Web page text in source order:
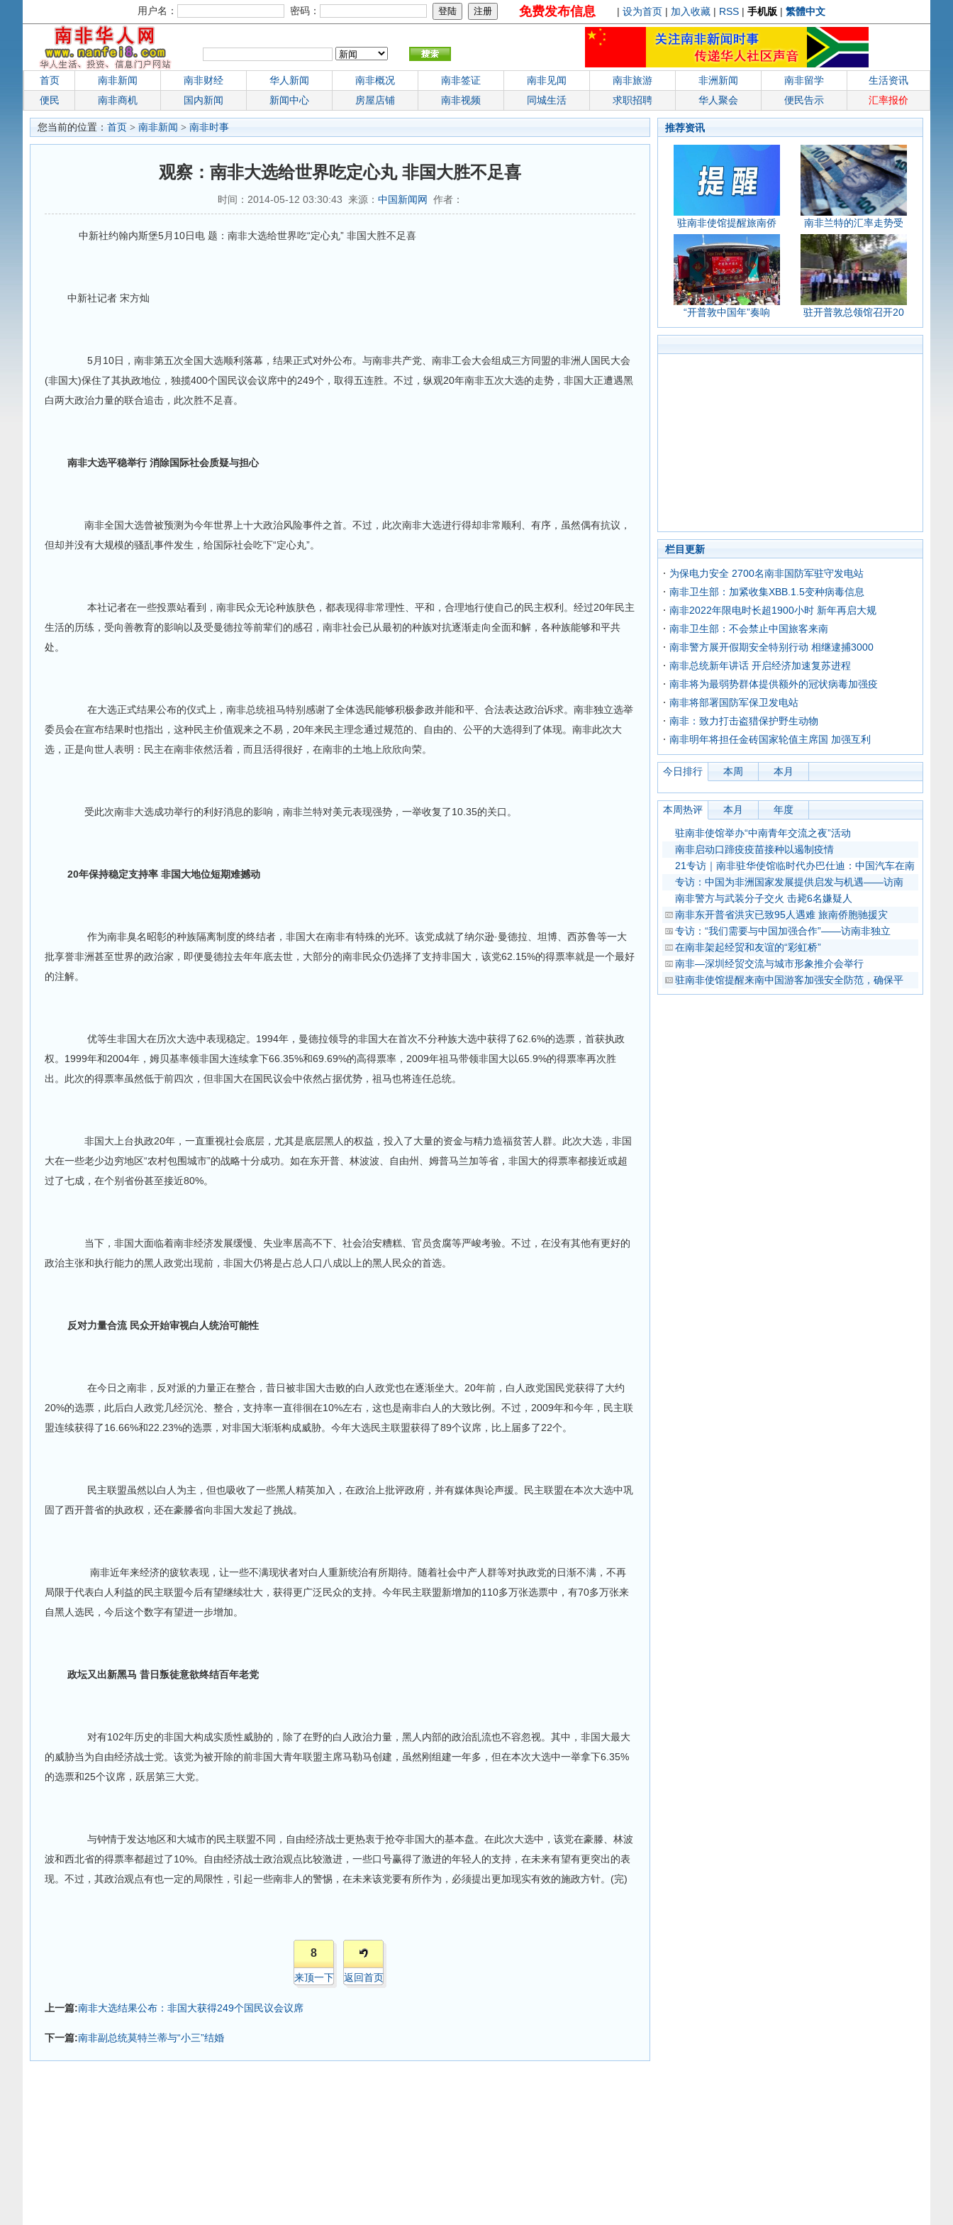
用户名： 密码： 免费发布信息 | 设为首页 | 加入收藏 | RSS | 手机版 | 繁體中文
首页 南非新闻 南非财经 华人新闻 南非概况 南非签证 南非见闻 南非旅游 非洲新闻 南非留学
生活资讯
便民
南非商机 国内新闻 新闻中心 房屋店铺 南非视频 同城生活 求职招聘 华人聚会 便民告示 汇率报价
您当前的位置： 首页 > 南非新闻 > 南非时事
观察：南非大选给世界吃定心丸 非国大胜不足喜
时间：2014-05-12 03:30:43 来源： 中国新闻网 作者：
中新社约翰内斯堡5月10日电 题：南非大选给世界吃“定心丸” 非国大胜不足喜
中新社记者 宋方灿
5月10日，南非第五次全国大选顺利落幕，结果正式对外公布。与南非共产党、南非工会大会组成三方同盟的非洲人国民大会
(非国大)保住了其执政地位，独揽400个国民议会议席中的249个，取得五连胜。不过，纵观20年南非五次大选的走势，非国大正遭遇黑
白两大政治力量的联合追击，此次胜不足喜。
南非大选平稳举行 消除国际社会质疑与担心
南非全国大选曾被预测为今年世界上十大政治风险事件之首。不过，此次南非大选进行得却非常顺利、有序，虽然偶有抗议，
但却并没有大规模的骚乱事件发生，给国际社会吃下“定心丸”。
本社记者在一些投票站看到，南非民众无论种族肤色，都表现得非常理性、平和，合理地行使自己的民主权利。经过20年民主
生活的历练，受向善教育的影响以及受曼德拉等前辈们的感召，南非社会已从最初的种族对抗逐渐走向全面和解，各种族能够和平共
处。
在大选正式结果公布的仪式上，南非总统祖马特别感谢了全体选民能够积极参政并能和平、合法表达政治诉求。南非独立选举
委员会在宣布结果时也指出，这种民主价值观来之不易，20年来民主理念通过规范的、自由的、公平的大选得到了体现。南非此次大
选，正是向世人表明：民主在南非依然活着，而且活得很好，在南非的土地上欣欣向荣。
受此次南非大选成功举行的利好消息的影响，南非兰特对美元表现强势，一举收复了10.35的关口。
20年保持稳定支持率 非国大地位短期难撼动
作为南非臭名昭彰的种族隔离制度的终结者，非国大在南非有特殊的光环。该党成就了纳尔逊·曼德拉、坦博、西苏鲁等一大
批享誉非洲甚至世界的政治家，即便曼德拉去年年底去世，大部分的南非民众仍选择了支持非国大，该党62.15%的得票率就是一个最好
的注解。
优等生非国大在历次大选中表现稳定。1994年，曼德拉领导的非国大在首次不分种族大选中获得了62.6%的选票，首获执政
权。1999年和2004年，姆贝基率领非国大连续拿下66.35%和69.69%的高得票率，2009年祖马带领非国大以65.9%的得票率再次胜
出。此次的得票率虽然低于前四次，但非国大在国民议会中依然占据优势，祖马也将连任总统。
非国大上台执政20年，一直重视社会底层，尤其是底层黑人的权益，投入了大量的资金与精力造福贫苦人群。此次大选，非国
大在一些老少边穷地区“农村包围城市”的战略十分成功。如在东开普、林波波、自由州、姆普马兰加等省，非国大的得票率都接近或超
过了七成，在个别省份甚至接近80%。
当下，非国大面临着南非经济发展缓慢、失业率居高不下、社会治安糟糕、官员贪腐等严峻考验。不过，在没有其他有更好的
政治主张和执行能力的黑人政党出现前，非国大仍将是占总人口八成以上的黑人民众的首选。
反对力量合流 民众开始审视白人统治可能性
在今日之南非，反对派的力量正在整合，昔日被非国大击败的白人政党也在逐渐坐大。20年前，白人政党国民党获得了大约
20%的选票，此后白人政党几经沉沦、整合，支持率一直徘徊在10%左右，这也是南非白人的大致比例。不过，2009年和今年，民主联
盟连续获得了16.66%和22.23%的选票，对非国大渐渐构成威胁。今年大选民主联盟获得了89个议席，比上届多了22个。
民主联盟虽然以白人为主，但也吸收了一些黑人精英加入，在政治上批评政府，并有媒体舆论声援。民主联盟在本次大选中巩
固了西开普省的执政权，还在豪滕省向非国大发起了挑战。
南非近年来经济的疲软表现，让一些不满现状者对白人重新统治有所期待。随着社会中产人群等对执政党的日渐不满，不再
局限于代表白人利益的民主联盟今后有望继续壮大，获得更广泛民众的支持。今年民主联盟新增加的110多万张选票中，有70多万张来
自黑人选民，今后这个数字有望进一步增加。
政坛又出新黑马 昔日叛徒意欲终结百年老党
对有102年历史的非国大构成实质性威胁的，除了在野的白人政治力量，黑人内部的政治乱流也不容忽视。其中，非国大最大
的威胁当为自由经济战士党。该党为被开除的前非国大青年联盟主席马勒马创建，虽然刚组建一年多，但在本次大选中一举拿下6.35%
的选票和25个议席，跃居第三大党。
与钟情于发达地区和大城市的民主联盟不同，自由经济战士更热衷于抢夺非国大的基本盘。在此次大选中，该党在豪滕、林波
波和西北省的得票率都超过了10%。自由经济战士政治观点比较激进，一些口号赢得了激进的年轻人的支持，在未来有望有更突出的表
现。不过，其政治观点有也一定的局限性，引起一些南非人的警惕，在未来该党要有所作为，必须提出更加现实有效的施政方针。(完)
8
来顶一下 返回首页
上一篇:南非大选结果公布：非国大获得249个国民议会议席
下一篇:南非副总统莫特兰蒂与“小三”结婚
推荐资讯
驻南非使馆提醒旅南侨 南非兰特的汇率走势受
“开普敦中国年”奏响 驻开普敦总领馆召开20
栏目更新
为保电力安全 2700名南非国防军驻守发电站
南非卫生部：加紧收集XBB.1.5变种病毒信息
南非2022年限电时长超1900小时 新年再启大规
南非卫生部：不会禁止中国旅客来南
南非警方展开假期安全特别行动 相继逮捕3000
南非总统新年讲话 开启经济加速复苏进程
南非将为最弱势群体提供额外的冠状病毒加强疫
南非将部署国防军保卫发电站
南非：致力打击盗猎保护野生动物
南非明年将担任金砖国家轮值主席国 加强互利
今日排行 本周 本月
本周热评 本月 年度
驻南非使馆举办“中南青年交流之夜”活动
南非启动口蹄疫疫苗接种以遏制疫情
21专访｜南非驻华使馆临时代办巴仕迪：中国汽车在南
专访：中国为非洲国家发展提供启发与机遇——访南
南非警方与武装分子交火 击毙6名嫌疑人
南非东开普省洪灾已致95人遇难 旅南侨胞驰援灾
专访：“我们需要与中国加强合作”——访南非独立
在南非架起经贸和友谊的“彩虹桥”
南非—深圳经贸交流与城市形象推介会举行
驻南非使馆提醒来南中国游客加强安全防范，确保平